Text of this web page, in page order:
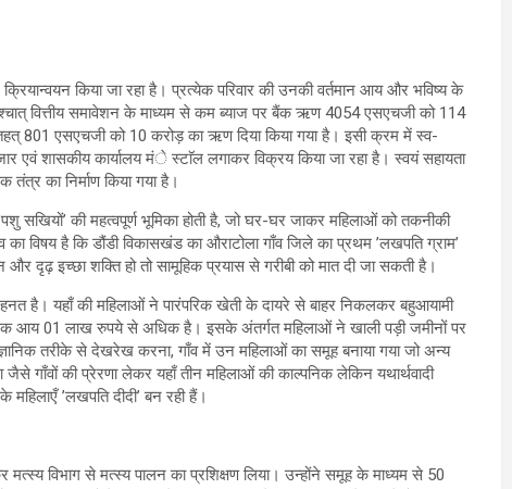
किया जा रहा है। प्रत्येक परिवार की उनकी वर्तमान आय और भविष्य के
वित्तीय समावेशन के माध्यम से कम ब्याज पर बैंक ऋण 4054 एसएचजी को 114
801 एसएचजी को 10 करोड़ का ऋण दिया किया गया है। इसी क्रम में स्व-
एवं शासकीय कार्यालय मंे स्टाॅल लगाकर विक्रय किया जा रहा है। स्वयं सहायता
का निर्माण किया गया है।
सखियों’ की महत्वपूर्ण भूमिका होती है, जो घर-घर जाकर महिलाओं को तकनीकी
विषय है कि डौंडी विकासखंड का औराटोला गाँव जिले का प्रथम ’लखपति ग्राम’
दृढ़ इच्छा शक्ति हो तो सामूहिक प्रयास से गरीबी को मात दी जा सकती है।
है। यहाँ की महिलाओं ने पारंपरिक खेती के दायरे से बाहर निकलकर बहुआयामी
आय 01 लाख रुपये से अधिक है। इसके अंतर्गत महिलाओं ने खाली पड़ी जमीनों पर
तरीके से देखरेख करना, गाँव में उन महिलाओं का समूह बनाया गया जो अन्य
गाँवों की प्रेरणा लेकर यहाँ तीन महिलाओं की काल्पनिक लेकिन यथार्थवादी
’लखपति दीदी’ बन रही हैं।
विभाग से मत्स्य पालन का प्रशिक्षण लिया। उन्होंने समूह के माध्यम से 50